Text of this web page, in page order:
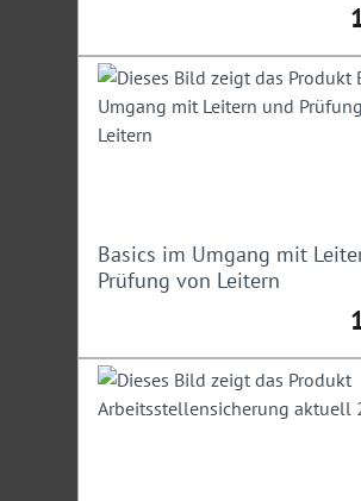
Basics im Umgang mit
Prüfung von Leitern